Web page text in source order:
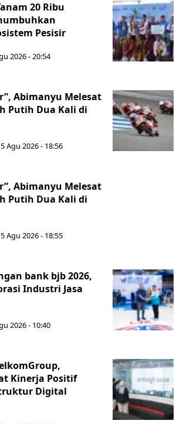
20 Ribu
Pesisir
2026 - 20:54
Abimanyu Melesat
Putih Dua Kali di
Agu 2026 - 18:56
Abimanyu Melesat
Putih Dua Kali di
Agu 2026 - 18:55
bank bjb 2026,
Industri Jasa
2026 - 10:40
Kinerja Positif
Digital